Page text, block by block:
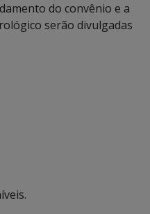
do convênio e a
serão divulgadas